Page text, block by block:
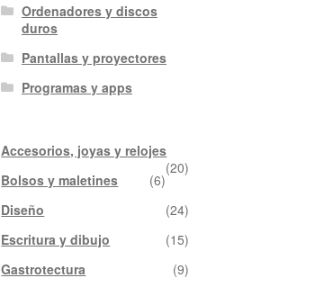
Ordenadores y discos
duros
Pantallas y proyectores
Programas y apps
Accesorios, joyas y relojes
(20)
Bolsos y maletines
(6)
Diseño
(24)
Escritura y dibujo
(15)
Gastrotectura
(9)